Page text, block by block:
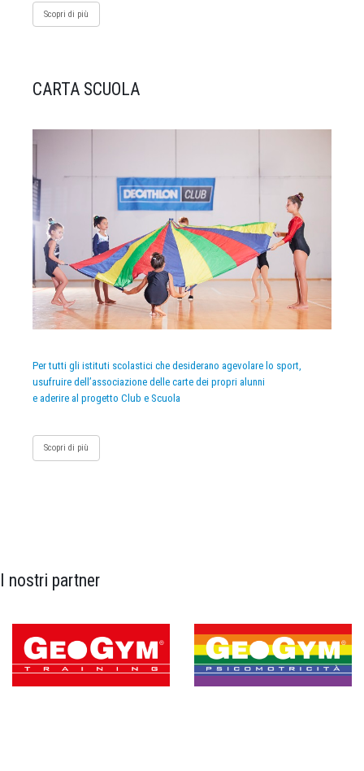
Scopri di più
CARTA SCUOLA
Per tutti gli istituti scolastici che desiderano agevolare lo sport,
usufruire dell’associazione delle carte dei propri alunni
e aderire al progetto Club e Scuola
Scopri di più
I nostri partner